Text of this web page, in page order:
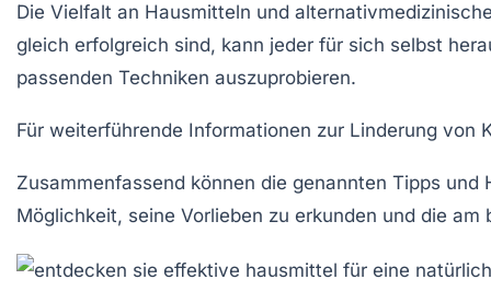
Die Vielfalt an Hausmitteln und
gleich erfolgreich sind, kann jeder für sich selbst
passenden Techniken auszuprobieren.
Für weiterführende Informationen zur Linderung von
Zusammenfassend können die genannten Tipps und
Möglichkeit, seine Vorlieben zu erkunden und die